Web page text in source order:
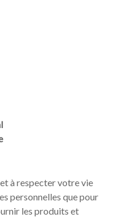
à respecter votre vie
personnelles que pour
les produits et